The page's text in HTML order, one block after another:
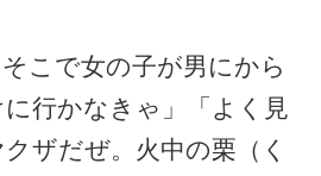
そこで女の子が男にから
行かなきゃ」「よく見
ザだぜ。火中の栗（く